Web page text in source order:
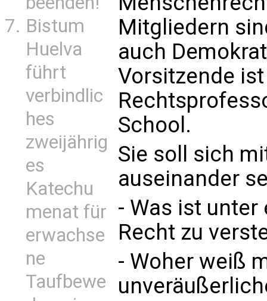
Bistum
Huelva
führt
verbindlic
hes
zweijährig
es
Katechu
menat für
erwachse
ne
Taufbewe
Mitgliedern
auch
Vorsitzende
School.
Sie soll sich
auseinander
- Was ist
Recht zu
- Woher weiß